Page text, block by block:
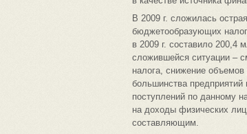
В 2009 г. сложилась
бюджетообразующих
в 2009 г. составило 200,4
сложившейся ситуации –
налога, снижение
большинства предприятий
поступлений по данному
на доходы физических
составляющим.